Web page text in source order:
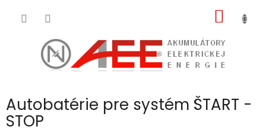
Autobatérie pre systém ŠTART -
STOP